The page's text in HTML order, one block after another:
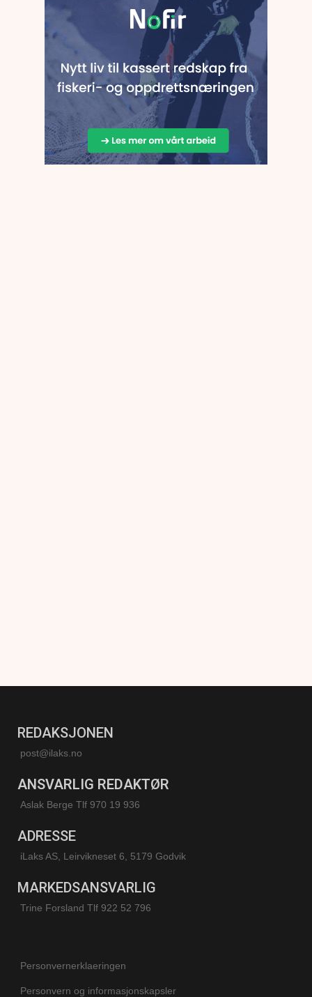
REDAKSJONEN
post@ilaks.no
ANSVARLIG REDAKTØR
Aslak Berge Tlf 970 19 936
ADRESSE
iLaks AS, Leirvikneset 6, 5179 Godvik
MARKEDSANSVARLIG
Trine Forsland Tlf 922 52 796
Personvernerklaeringen
Personvern og informasjonskapsler